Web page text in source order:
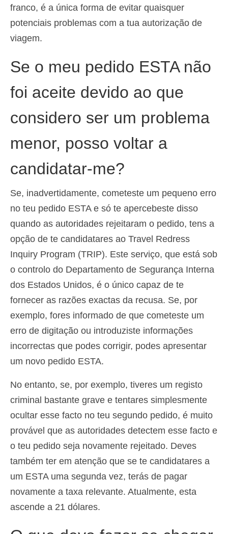
franco, é a única forma de evitar quaisquer
potenciais problemas com a tua autorização de
viagem.
Se o meu pedido ESTA não
foi aceite devido ao que
considero ser um problema
menor, posso voltar a
candidatar-me?
Se, inadvertidamente, cometeste um pequeno erro
no teu pedido ESTA e só te apercebeste disso
quando as autoridades rejeitaram o pedido, tens a
opção de te candidatares ao Travel Redress
Inquiry Program (TRIP). Este serviço, que está sob
o controlo do Departamento de Segurança Interna
dos Estados Unidos, é o único capaz de te
fornecer as razões exactas da recusa. Se, por
exemplo, fores informado de que cometeste um
erro de digitação ou introduziste informações
incorrectas que podes corrigir, podes apresentar
um novo pedido ESTA.
No entanto, se, por exemplo, tiveres um registo
criminal bastante grave e tentares simplesmente
ocultar esse facto no teu segundo pedido, é muito
provável que as autoridades detectem esse facto e
o teu pedido seja novamente rejeitado. Deves
também ter em atenção que se te candidatares a
um ESTA uma segunda vez, terás de pagar
novamente a taxa relevante. Atualmente, esta
ascende a 21 dólares.